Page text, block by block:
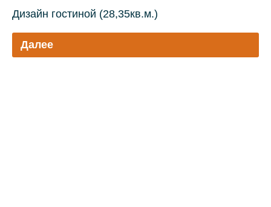
Дизайн гостиной (28,35кв.м.)
Далее